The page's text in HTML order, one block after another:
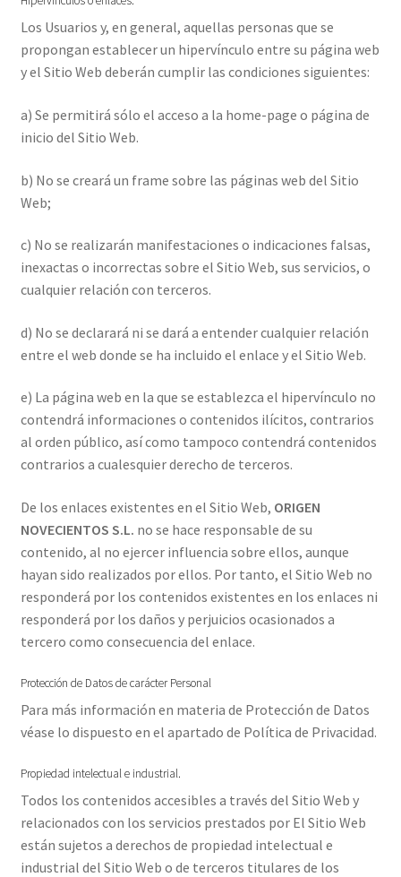
Los Usuarios y, en general, aquellas personas que se
propongan establecer un hipervínculo entre su página web
y el Sitio Web deberán cumplir las condiciones siguientes:
a) Se permitirá sólo el acceso a la home-page o página de
inicio del Sitio Web.
b) No se creará un frame sobre las páginas web del Sitio
Web;
c) No se realizarán manifestaciones o indicaciones falsas,
inexactas o incorrectas sobre el Sitio Web, sus servicios, o
cualquier relación con terceros.
d) No se declarará ni se dará a entender cualquier relación
entre el web donde se ha incluido el enlace y el Sitio Web.
e) La página web en la que se establezca el hipervínculo no
contendrá informaciones o contenidos ilícitos, contrarios
al orden público, así como tampoco contendrá contenidos
contrarios a cualesquier derecho de terceros.
De los enlaces existentes en el Sitio Web, ORIGEN
NOVECIENTOS S.L. no se hace responsable de su
contenido, al no ejercer influencia sobre ellos, aunque
hayan sido realizados por ellos. Por tanto, el Sitio Web no
responderá por los contenidos existentes en los enlaces ni
responderá por los daños y perjuicios ocasionados a
tercero como consecuencia del enlace.
Protección de Datos de carácter Personal
Para más información en materia de Protección de Datos
véase lo dispuesto en el apartado de Política de Privacidad.
Propiedad intelectual e industrial.
Todos los contenidos accesibles a través del Sitio Web y
relacionados con los servicios prestados por El Sitio Web
están sujetos a derechos de propiedad intelectual e
industrial del Sitio Web o de terceros titulares de los